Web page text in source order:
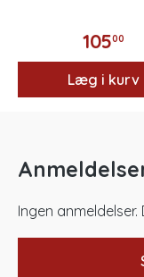
10500
Læg i kurv
Ingen